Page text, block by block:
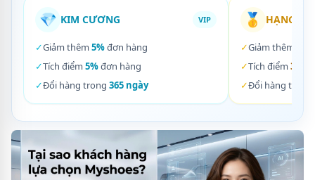
💎 KIM CƯƠNG VIP
✓Giảm thêm 5%đơn hàng
✓Tích điểm 5%đơn hàng
✓Đổi hàng trong 365 ngày
🥇 HẠNG
✓Giảm thêm
✓Tích điểm 3%
✓Đổi hàng trong